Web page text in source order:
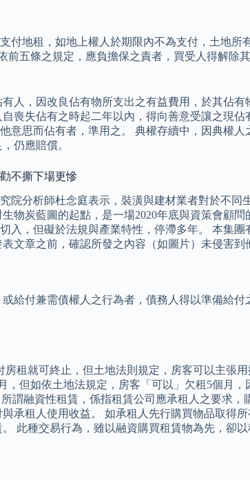
地租，如地上權人於期限內不為支付，土地所
五條之規定，應負擔保之責者，買受人得解除
人，因改良佔有物所支出之有益費用，於其佔
失佔有之時起二年以內，得向善意受讓之現佔
思而佔有者，準用之。 典權存續中，因典權
仍應賠償。
不撕下場更慘
院分析師杜念庭表示，裝潢與建材業者對於不
炭藍圖的起點，是一場2020年底與資策會顧
，但礙於法規與產業特性，停滯多年。 本集
文章之前，確認所發之內容（如圖片）未侵害到
付兼需債權人之行為者，債務人得以準備給
租就可終止，但土地法則規定，房客可以主張
但如依土地法規定，房客「可以」欠租5個月
謂融資性租賃，係指租賃公司應承租人之要求
租人使用收益。 如承租人先行購買物品取得
此種交易行為，雖以融資購買租賃物為先，卻